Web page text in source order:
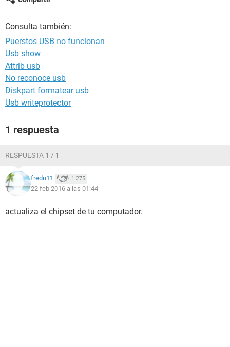
Consulta también:
Puerstos USB no funcionan
Usb show
Attrib usb
No reconoce usb
Diskpart formatear usb
Usb writeprotector
1 respuesta
RESPUESTA 1 / 1
fredu11 1.275
22 feb 2016 a las 01:44
actualiza el chipset de tu computador.